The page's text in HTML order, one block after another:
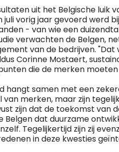
uit het Belgische luik
juli vorig jaar gevoerd werd
- van wie een
verwachten de Belgen,
van de bedrijven.
Corinne Mostaert,
die de merken moeten
hangt samen met een
merken, maar zijn
zijn dat de toekomst van
Belgen dat duurzame
Tegelijkertijd zijn zij
in deze kwesties